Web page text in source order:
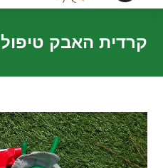
קרדית האבק טיפול